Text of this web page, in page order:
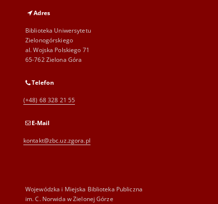
Adres
Biblioteka Uniwersytetu
Zielonogórskiego
al. Wojska Polskiego 71
65-762 Zielona Góra
Telefon
(+48) 68 328 21 55
E-Mail
kontakt@zbc.uz.zgora.pl
Wojewódzka i Miejska Biblioteka Publiczna
im. C. Norwida w Zielonej Górze